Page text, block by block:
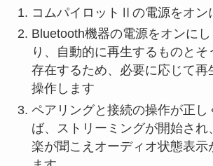
コムパイロットⅡの電源をオン
Bluetooth機器の電源をオンに
り、自動的に再生するものと
存在するため、必要に応じて再
操作します
ペアリングと接続の操作が正し
ば、ストリーミングが開始され
楽が聞こえオーディオ状態表示